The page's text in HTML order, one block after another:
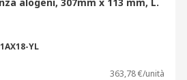
YL
363,78 €/unità